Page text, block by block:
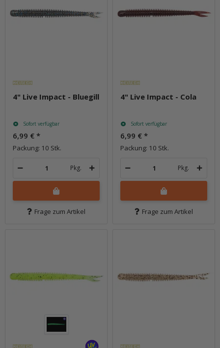
4" Live Impact - Bluegill
Sofort verfügbar
6,99 € *
Packung: 10 Stk.
Pkg.
Frage zum Artikel
4" Live Impact - Cola
Sofort verfügbar
6,99 € *
Packung: 10 Stk.
Pkg.
Frage zum Artikel